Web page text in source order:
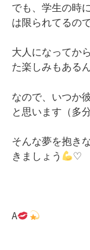
でも、学生の時
は限られてるの
大人になってか
た楽しみもある
なので、いつか
と思います（多
そんな夢を抱き
きましょう
♡
A